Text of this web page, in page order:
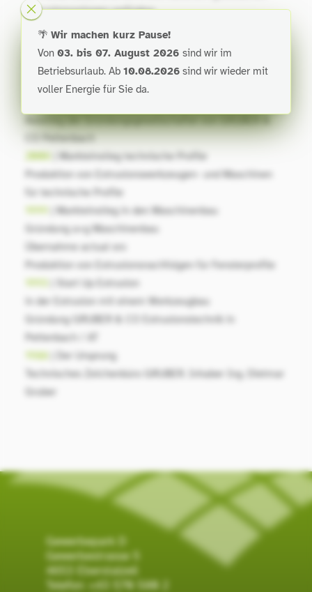
Extrusionsanlagen verfügbar.
2015 | Entwicklungsstart Digitalisierung
Entwicklungsstart zur automatisierten & digitalen
Profilextrusion.
2008|
Gründung extrunet
Ausstieg der Gründungsgesellschafter von GRUBER &
CO Pettenbach
2006
| Markteinstieg technische Profile
Produktion von Extrusionswerkzeugen- und Maschinen
für technische Profile
| Markteinstieg in den Maschinenbau
Gründung a+g Maschinenbau
Übernahme actual sro
Produktion von Extrusionsnachfolgen für Fensterprofile
| Start Up Extrusion
in der Extrusion mit einem Werkzeugbau
Gründung GRUBER & CO Extrusionstechnik in
Pettenbach / AT
1988
| Der Ursprung
Technisches Zeichenbüro GRUBER. Inhaber Ing. Dietmar
Gruber
Gewerbepark D
Gewerbestrasse 5
4653 Eberstalzell
Telefon: +43 570 580 2
🌴 Wir machen kurz Pause!
Von 03. bis 07. August 2026 sind wir im
Betriebsurlaub. Ab 10.08.2026sind wir wieder mit
voller Energie für Sie da.